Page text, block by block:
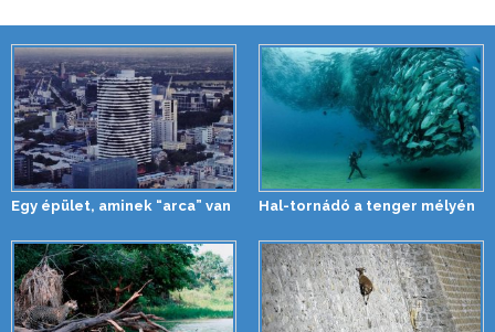
Egy épület, aminek “arca” van Hal-tornádó a tenger mélyén